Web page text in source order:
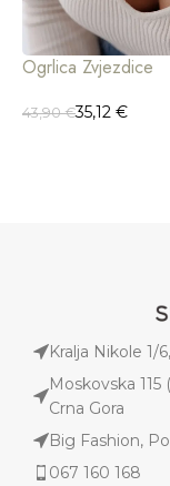
Ogrlica Zvjezdice
43,90€35,12 €
Kralja Nikole 1/
Moskovska
Crna Gora
Big Fashion,
067 160 168